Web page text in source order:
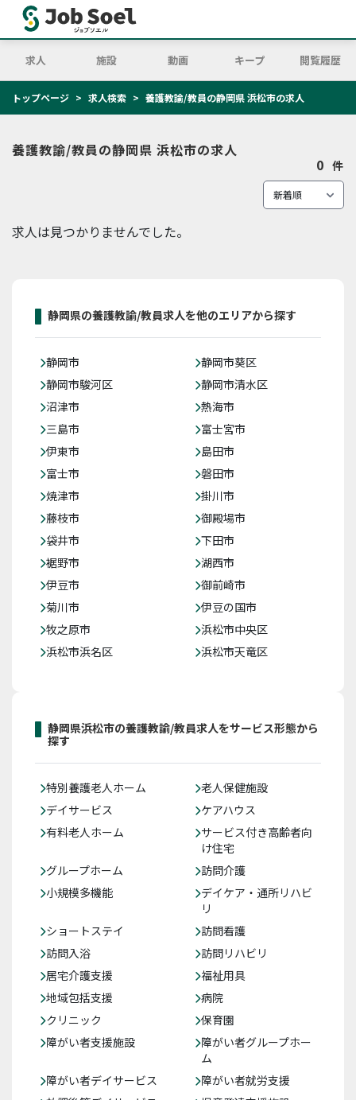
求人 施設 動画 キープ 閲覧履歴
トップページ 求人検索 養護教諭/教員の静岡県 浜松市の求人
養護教諭/教員の静岡県 浜松市の求人
0 件
求人は見つかりませんでした。
静岡県の養護教諭/教員求人を他のエリアから探す
静岡市
静岡市葵区
静岡市駿河区
静岡市清水区
沼津市
熱海市
三島市
富士宮市
伊東市
島田市
富士市
磐田市
焼津市
掛川市
藤枝市
御殿場市
袋井市
下田市
裾野市
湖西市
伊豆市
御前崎市
菊川市
伊豆の国市
牧之原市
浜松市中央区
浜松市浜名区
浜松市天竜区
静岡県浜松市の養護教諭/教員求人をサービス形態から
探す
特別養護老人ホーム
老人保健施設
デイサービス
ケアハウス
有料老人ホーム
サービス付き高齢者向
け住宅
グループホーム
訪問介護
小規模多機能
デイケア・通所リハビ
リ
ショートステイ
訪問看護
訪問入浴
訪問リハビリ
居宅介護支援
福祉用具
地域包括支援
病院
クリニック
保育園
障がい者支援施設
障がい者グループホー
ム
障がい者デイサービス
障がい者就労支援